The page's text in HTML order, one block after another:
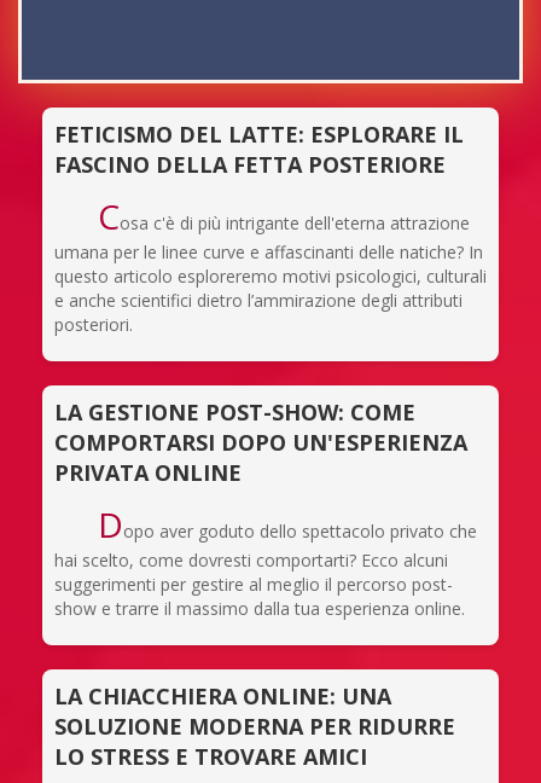
FETICISMO DEL LATTE: ESPLORARE IL
FASCINO DELLA FETTA POSTERIORE
Cosa c'è di più intrigante dell'eterna attrazione
umana per le linee curve e affascinanti delle natiche? In
questo articolo esploreremo motivi psicologici, culturali
e anche scientifici dietro l’ammirazione degli attributi
posteriori.
LA GESTIONE POST-SHOW: COME
COMPORTARSI DOPO UN'ESPERIENZA
PRIVATA ONLINE
Dopo aver goduto dello spettacolo privato che
hai scelto, come dovresti comportarti? Ecco alcuni
suggerimenti per gestire al meglio il percorso post-
show e trarre il massimo dalla tua esperienza online.
LA CHIACCHIERA ONLINE: UNA
SOLUZIONE MODERNA PER RIDURRE
LO STRESS E TROVARE AMICI